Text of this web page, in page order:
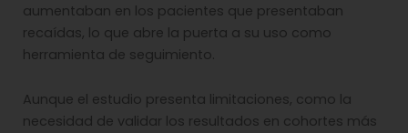
aumentaban en los pacientes que presentaban
recaídas, lo que abre la puerta a su uso como
herramienta de seguimiento.
Aunque el estudio presenta limitaciones, como la
necesidad de validar los resultados en cohortes más